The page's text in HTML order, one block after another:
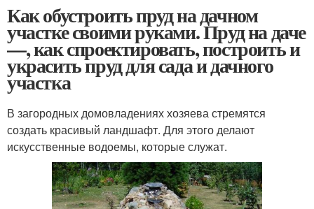
Как обустроить пруд на дачном
участке своими руками. Пруд на даче
—, как спроектировать, построить и
украсить пруд для сада и дачного
участка
В загородных домовладениях хозяева стремятся
создать красивый ландшафт. Для этого делают
искусственные водоемы, которые служат.